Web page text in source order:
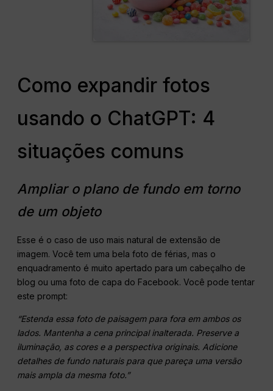
Como expandir fotos
usando o ChatGPT: 4
situações comuns
Ampliar o plano de fundo em torno
de um objeto
Esse é o caso de uso mais natural de extensão de
imagem. Você tem uma bela foto de férias, mas o
enquadramento é muito apertado para um cabeçalho de
blog ou uma foto de capa do Facebook. Você pode tentar
este prompt:
“Estenda essa foto de paisagem para fora em ambos os
lados. Mantenha a cena principal inalterada. Preserve a
iluminação, as cores e a perspectiva originais. Adicione
detalhes de fundo naturais para que pareça uma versão
mais ampla da mesma foto.”